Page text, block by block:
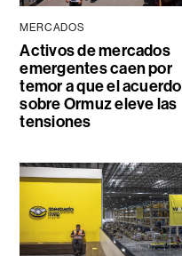
MERCADOS
Activos de mercados
emergentes caen por
temor a que el acuerdo
sobre Ormuz eleve las
tensiones